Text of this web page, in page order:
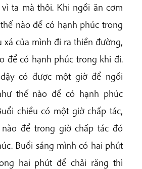
ta mà thôi. Khi ngồi ăn cơm
nào để có hạnh phúc trong
xá của mình đi ra thiền đường,
để có hạnh phúc trong khi đi.
có được một giờ để ngồi
thế nào để có hạnh phúc
chiều có một giờ chấp tác,
để trong giờ chấp tác đó
Buổi sáng mình có hai phút
hai phút để chải răng thì